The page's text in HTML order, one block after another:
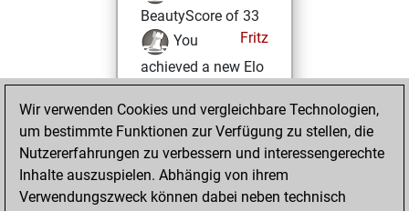
BeautyScore of 33
Fritz
You
achieved a new Elo
of 1573
Donnerstag,
Oktober 17, 2024
You created
Wir verwenden Cookies und vergleichbare Technologien,
um bestimmte Funktionen zur Verfügung zu stellen, die
Nutzererfahrungen zu verbessern und interessengerechte
Inhalte auszuspielen. Abhängig von ihrem
Verwendungszweck können dabei neben technisch